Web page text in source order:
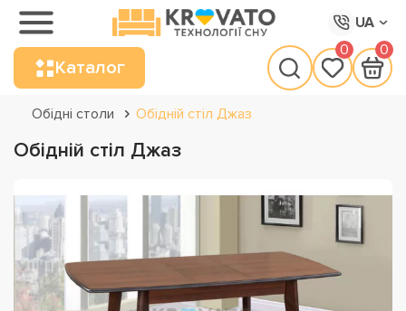
UA
Каталог
0 0
Обідні столи Обідній стіл Джаз
Обідній стіл Джаз